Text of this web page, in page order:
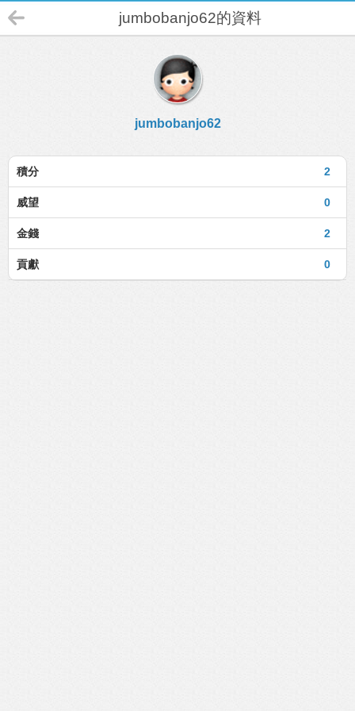
jumbobanjo62的資料
jumbobanjo62
2
積分
0
威望
2
金錢
0
貢獻